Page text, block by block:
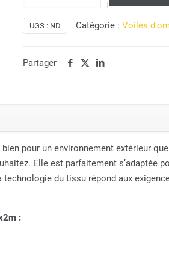
dombrage
3x2m
UGS : ND Catégorie :Voiles
Partager
pour un environnement extérieur
Elle est parfaitement s’adaptée
du tissu répond aux
: